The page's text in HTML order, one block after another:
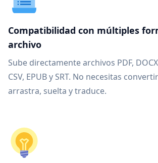
Compatibilidad con múltiples
archivo
Sube directamente archivos PDF, DOCX,
CSV, EPUB y SRT. No necesitas
arrastra, suelta y traduce.